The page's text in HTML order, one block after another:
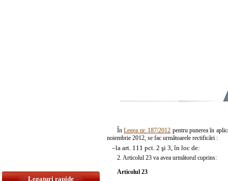
Legaturi rapide
ÎnLegea nr. 187/2012 pentru punerea în
noiembrie 2012, se fac următoarele rectificări :
–la art. 111 pct. 2 şi 3, în loc de:
2. Articolul 23 va avea următorul cuprins:
Articolul 23